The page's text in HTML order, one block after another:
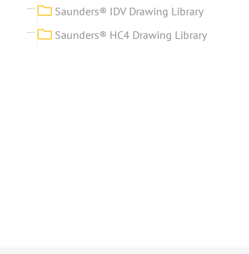
Saunders® IDV Drawing Library
Saunders® HC4 Drawing Library